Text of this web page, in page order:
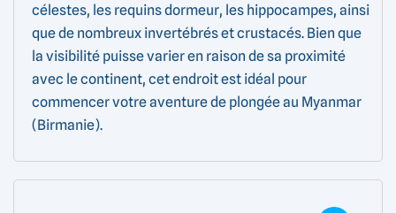
célestes, les requins dormeur, les hippocampes, ainsi
que de nombreux invertébrés et crustacés. Bien que
la visibilité puisse varier en raison de sa proximité
avec le continent, cet endroit est idéal pour
commencer votre aventure de plongée au Myanmar
(Birmanie).